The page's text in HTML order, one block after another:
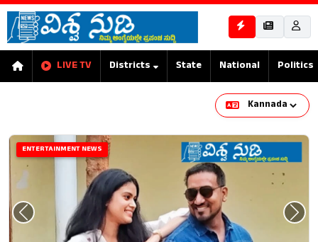
LIVE TV Districts State National Politics
ENTERTAINMENT NEWS